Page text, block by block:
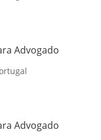
Advogado
Advogado